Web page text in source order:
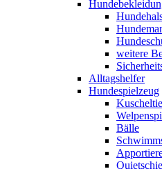
weitere
Alltagshelfer
Hundespielzeug
Bälle